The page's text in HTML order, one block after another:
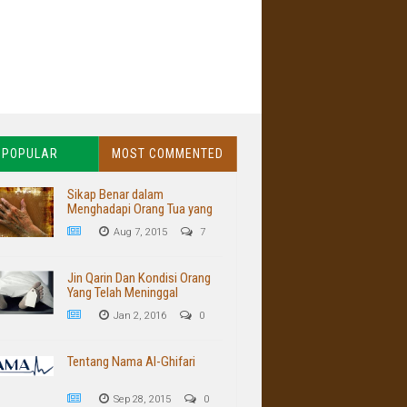
POPULAR MOST COMMENTED
Sikap Benar dalam
Menghadapi Orang Tua yang
Buruk dan Kasar
Aug 7, 2015 7
Jin Qarin Dan Kondisi Orang
Yang Telah Meninggal
Jan 2, 2016 0
Tentang Nama Al-Ghifari
Sep 28, 2015 0